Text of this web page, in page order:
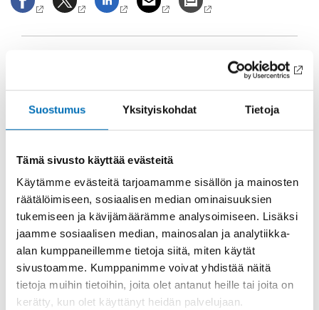
Suostumus Yksityiskohdat Tietoja
Tämä sivusto käyttää evästeitä
Käytämme evästeitä tarjoamamme sisällön ja mainosten
räätälöimiseen, sosiaalisen median ominaisuuksien
tukemiseen ja kävijämäärämme analysoimiseen. Lisäksi
jaamme sosiaalisen median, mainosalan ja analytiikka-
alan kumppaneillemme tietoja siitä, miten käytät
sivustoamme. Kumppanimme voivat yhdistää näitä
tietoja muihin tietoihin, joita olet antanut heille tai joita on
kerätty, kun olet käyttänyt heidän palvelujaan.
Sydsvenskan-lehdessä(Ruotsi),Verdidebatt.no-
HAKUSANA
alkoholi, nuoret,
LUOKAT
Alkoholi